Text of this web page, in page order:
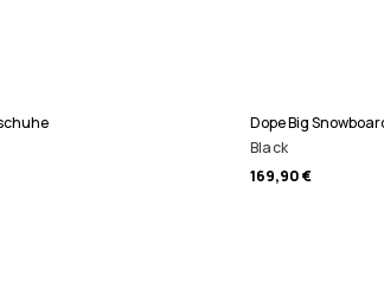
Dope Big
Black
169,90 €